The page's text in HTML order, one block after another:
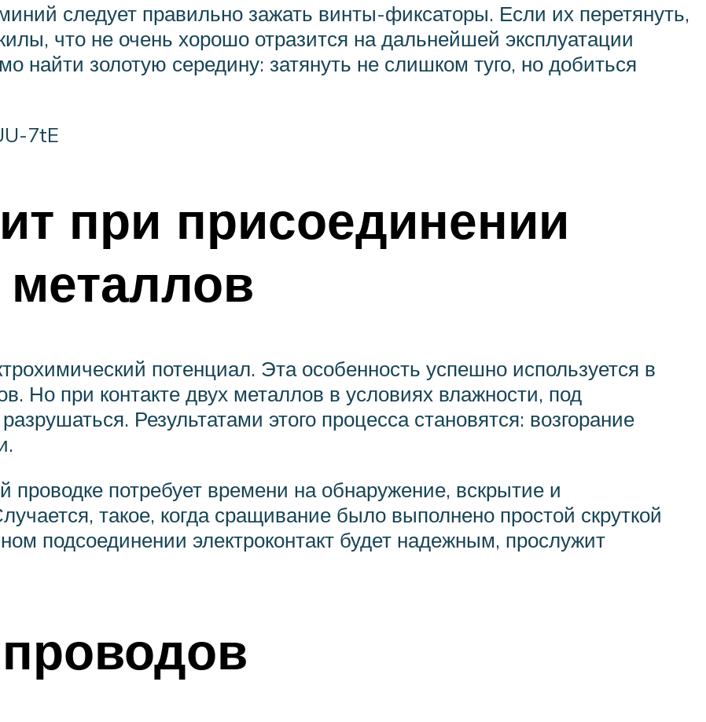
следует правильно зажать винты-фиксаторы. Если их перетянуть,
что не очень хорошо отразится на дальнейшей эксплуатации
найти золотую середину: затянуть не слишком туго, но добиться
7tE
при присоединении
потенциал. Эта особенность успешно используется в
Но при контакте двух металлов в условиях влажности, под
Результатами этого процесса становятся: возгорание
проводке потребует времени на обнаружение, вскрытие и
такое, когда сращивание было выполнено простой скруткой
подсоединении электроконтакт будет надежным, прослужит